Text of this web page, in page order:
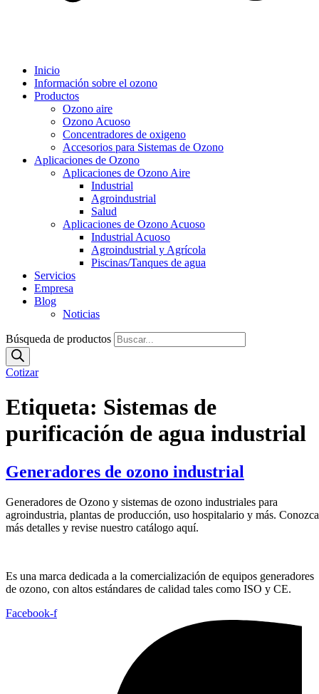
Inicio
Información sobre el ozono
Productos
Ozono aire
Ozono Acuoso
Concentradores de oxigeno
Accesorios para Sistemas de Ozono
Aplicaciones de Ozono
Aplicaciones de Ozono Aire
Industrial
Agroindustrial
Salud
Aplicaciones de Ozono Acuoso
Industrial Acuoso
Agroindustrial y Agrícola
Piscinas/Tanques de agua
Servicios
Empresa
Blog
Noticias
Búsqueda de productos
Cotizar
Etiqueta: Sistemas de
purificación de agua industrial
Generadores de ozono industrial
Generadores de Ozono y sistemas de ozono industriales para
agroindustria, plantas de producción, uso hospitalario y más. Conozca
más detalles y revise nuestro catálogo aquí.
Es una marca dedicada a la comercialización de equipos generadores
de ozono, con altos estándares de calidad tales como ISO y CE.
Facebook-f